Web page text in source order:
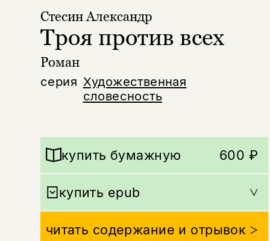
серия Художественная
словесность
Стесин Александр
Троя против всех
Роман
купить бумажную 600 ₽
купить epub
читать содержание и отрывок